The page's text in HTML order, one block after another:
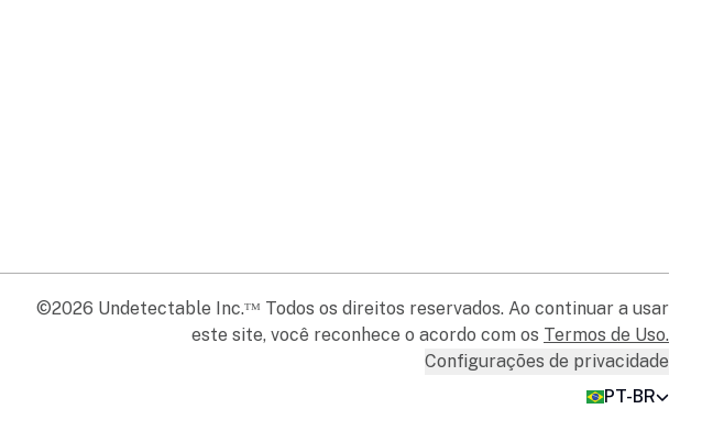
©2026 Undetectable Inc.ᵀᴹ Todos os direitos reservados. Ao continuar a usar
este site, você reconhece o acordo com os Termos de Uso.
Configurações de privacidade
PT-BR